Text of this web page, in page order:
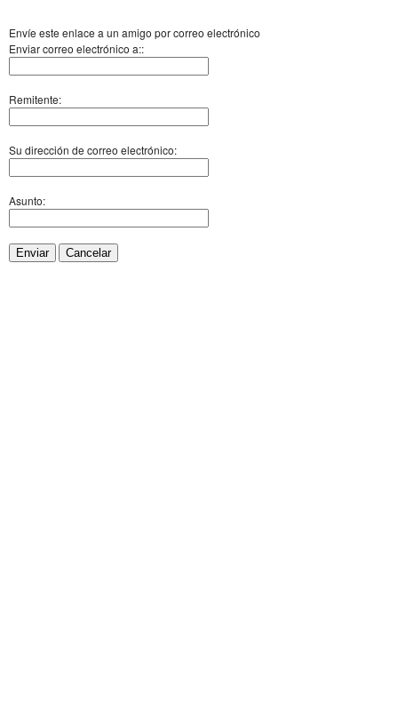
Envíe este enlace a un amigo por correo electrónico
Enviar correo electrónico a::
Remitente:
Su dirección de correo electrónico:
Asunto:
Enviar Cancelar